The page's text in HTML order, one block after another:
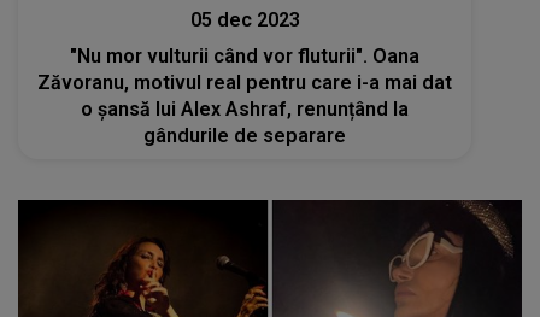
05 dec 2023
"Nu mor vulturii când vor fluturii". Oana
Zăvoranu, motivul real pentru care i-a mai dat
o șansă lui Alex Ashraf, renunțând la
gândurile de separare